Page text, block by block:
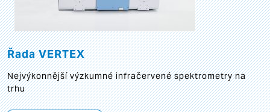
Řada VERTEX
Nejvýkonnější výzkumné infračervené spektrometry na
trhu